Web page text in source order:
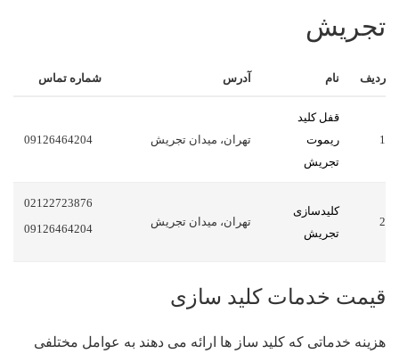
تجریش
ردیف نام آدرس شماره تماس
1
قفل کلید
ریموت
تجریش
تهران، میدان تجریش 09126464204
2
کلیدسازی
تجریش
تهران، میدان تجریش
02122723876
09126464204
قیمت خدمات کلید سازی
هزینه خدماتی که کلید ساز ها ارائه می دهند به عوامل مختلفی